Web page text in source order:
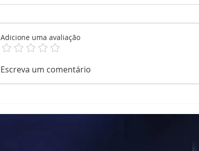
Nosso Natal ,foi um grande
Adicione uma avaliação
Escreva um comentário